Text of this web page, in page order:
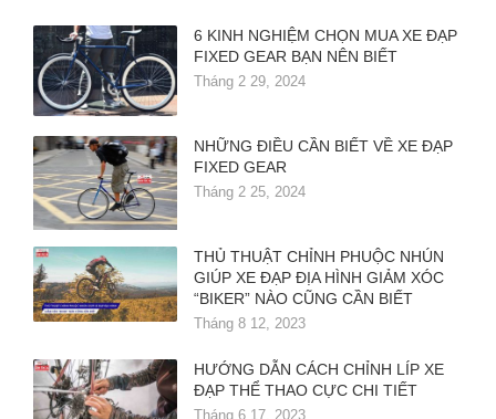
6 KINH NGHIỆM CHỌN MUA XE ĐẠP
FIXED GEAR BẠN NÊN BIẾT
Tháng 2 29, 2024
NHỮNG ĐIỀU CẦN BIẾT VỀ XE ĐẠP
FIXED GEAR
Tháng 2 25, 2024
THỦ THUẬT CHỈNH PHUỘC NHÚN
GIÚP XE ĐẠP ĐỊA HÌNH GIẢM XÓC
“BIKER” NÀO CŨNG CẦN BIẾT
Tháng 8 12, 2023
HƯỚNG DẪN CÁCH CHỈNH LÍP XE
ĐẠP THỂ THAO CỰC CHI TIẾT
Tháng 6 17, 2023